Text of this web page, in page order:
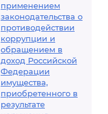
применением
законодательства о
противодействии
коррупции и
обращением в
доход Российской
Федерации
имущества,
приобретенного в
результате